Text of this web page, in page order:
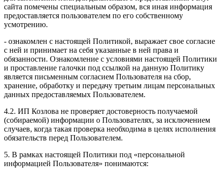
сайта помечены специальным образом, вся иная информация
предоставляется пользователем по его собственному
усмотрению.
- ознакомлен с настоящей Политикой, выражает свое согласие
с ней и принимает на себя указанные в ней права и
обязанности. Ознакомление с условиями настоящей Политики
и проставление галочки под ссылкой на данную Политику
является письменным согласием Пользователя на сбор,
хранение, обработку и передачу третьим лицам персональных
данных предоставляемых Пользователем.
4.2. ИП Козлова не проверяет достоверность получаемой
(собираемой) информации о Пользователях, за исключением
случаев, когда такая проверка необходима в целях исполнения
обязательств перед Пользователем.
5. В рамках настоящей Политики под «персональной
информацией Пользователя» понимаются: